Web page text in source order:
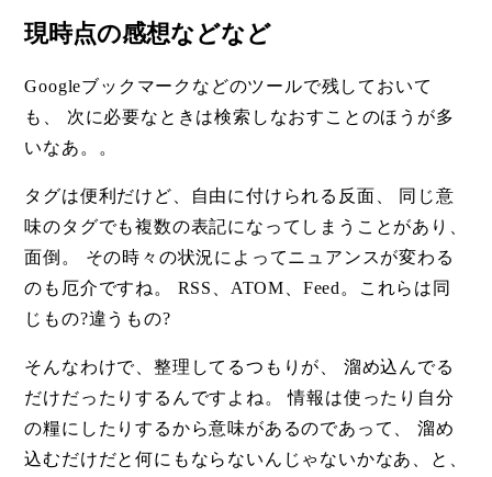
現時点の感想などなど
Googleブックマークなどのツールで残しておいて
も、 次に必要なときは検索しなおすことのほうが多
いなあ。。
タグは便利だけど、自由に付けられる反面、 同じ意
味のタグでも複数の表記になってしまうことがあり、
面倒。 その時々の状況によってニュアンスが変わる
のも厄介ですね。 RSS、ATOM、Feed。これらは同
じもの?違うもの?
そんなわけで、整理してるつもりが、 溜め込んでる
だけだったりするんですよね。 情報は使ったり自分
の糧にしたりするから意味があるのであって、 溜め
込むだけだと何にもならないんじゃないかなあ、と、